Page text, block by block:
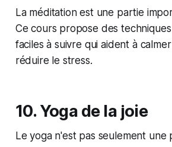
La méditation est une partie
Ce cours propose des
faciles à suivre qui aident à
réduire le stress.
10. Yoga de la joie
Le yoga n'est pas seulement une